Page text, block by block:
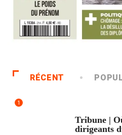
RÉCENT
1
Tribune |
dirigeants